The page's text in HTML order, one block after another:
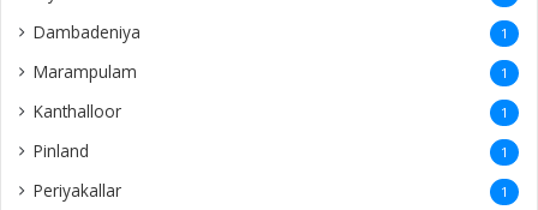
Dambadeniya 1
Marampulam 1
Kanthalloor 1
Pinland 1
Periyakallar 1